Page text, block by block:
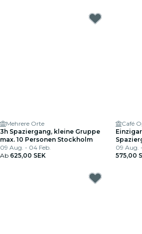
Mehrere Orte
3h Spaziergang, kleine Gruppe
max. 10 Personen Stockholm
09 Aug. - 04 Feb.
Ab 625,00 SEK
Café
09 Aug.
575,00